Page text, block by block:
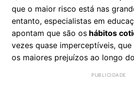
que o maior risco está nas
entanto, especialistas em
apontam que são os hábitos
vezes quase imperceptíveis,
os maiores prejuízos ao longo